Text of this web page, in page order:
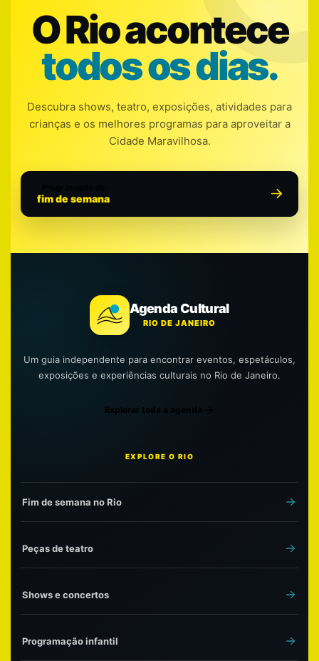
O Rio acontece
todos os dias.
Descubra shows, teatro, exposições, atividades para
crianças e os melhores programas para aproveitar a
Cidade Maravilhosa.
fim de semana
Agenda Cultural
RIO DE JANEIRO
Um guia independente para encontrar eventos, espetáculos,
exposições e experiências culturais no Rio de Janeiro.
Explorar toda a agenda
EXPLORE O RIO
Fim de semana no Rio
Peças de teatro
Shows e concertos
Programação infantil